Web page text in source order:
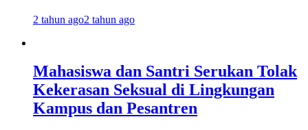
2 tahun ago2 tahun ago
Mahasiswa dan Santri Serukan Tolak
Kekerasan Seksual di Lingkungan
Kampus dan Pesantren